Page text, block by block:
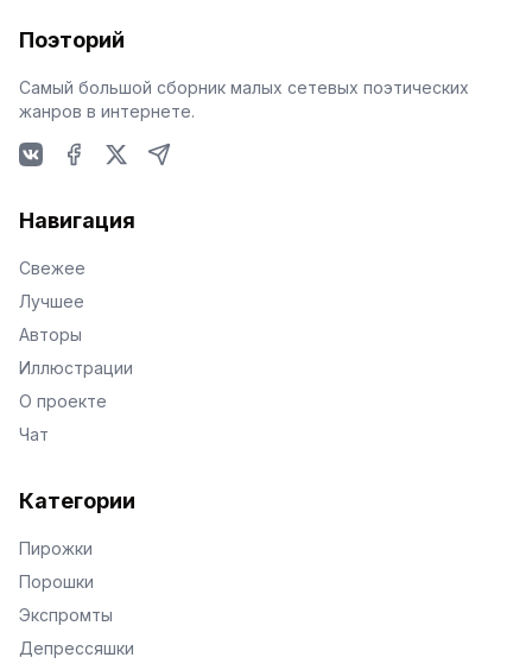
Поэторий
Самый большой сборник малых сетевых поэтических
жанров в интернете.
Навигация
Свежее
Лучшее
Авторы
Иллюстрации
О проекте
Чат
Категории
Пирожки
Порошки
Экспромты
Депрессяшки